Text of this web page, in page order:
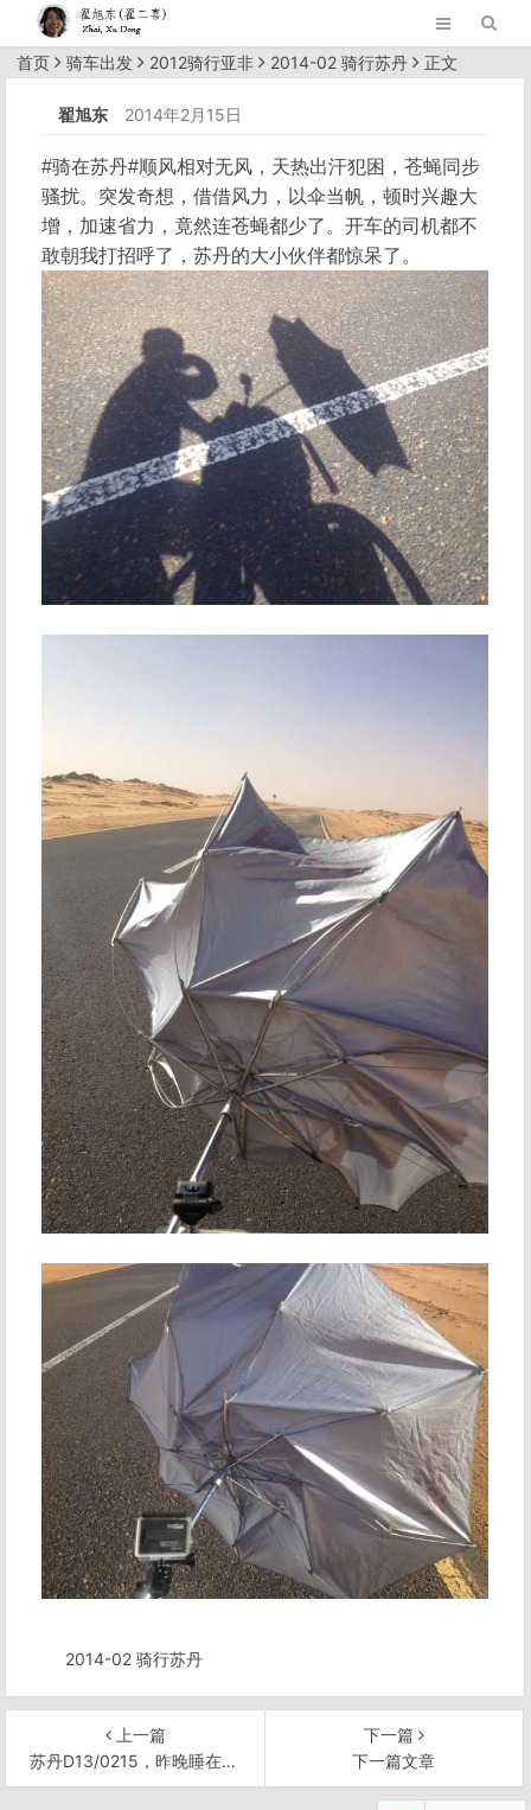
首页 骑车出发 2012骑行亚非 2014-02 骑行苏丹 正文
翟旭东 2014年2月15日
#骑在苏丹#顺风相对无风，天热出汗犯困，苍蝇同步
骚扰。突发奇想，借借风力，以伞当帆，顿时兴趣大
增，加速省力，竟然连苍蝇都少了。开车的司机都不
敢朝我打招呼了，苏丹的大小伙伴都惊呆了。
2014-02 骑行苏丹
上一篇
苏丹D13/0215，昨晚睡在棚子里唯一的破床上
下一篇
下一篇文章